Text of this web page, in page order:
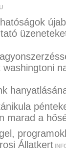
marad a
Állatkert